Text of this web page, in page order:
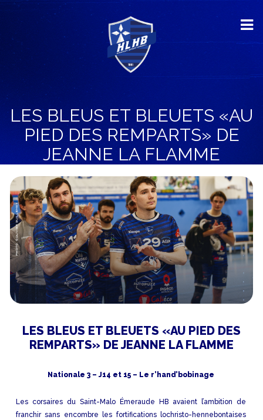
LES BLEUS ET BLEUETS «AU
PIED DES REMPARTS» DE
JEANNE LA FLAMME
LES BLEUS ET BLEUETS «AU PIED DES
REMPARTS» DE JEANNE LA FLAMME
Nationale 3 – J14 et 15 – Le r’hand’bobinage
Les corsaires du Saint-Malo Émeraude HB avaient l’ambition de
franchir sans encombre les fortifications lochristo-hennebontaises